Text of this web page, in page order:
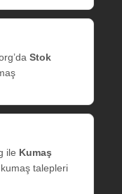
Stok
ile Kumaş
talepleri